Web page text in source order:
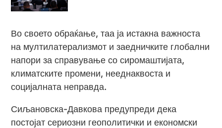
Во своето обраќање, таа ја истакна важноста
на мултилатерализмот и заедничките глобални
напори за справување со сиромаштијата,
климатските промени, нееднаквоста и
социјалната неправда.
Сиљановска-Давкова предупреди дека
постојат сериозни геополитички и економски